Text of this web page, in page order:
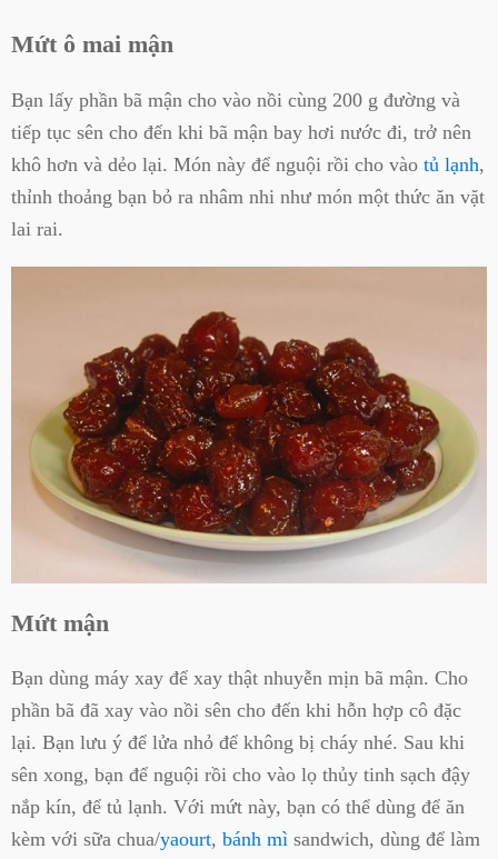
Mứt ô mai mận
Bạn lấy phần bã mận cho vào nồi cùng 200 g đường và
tiếp tục sên cho đến khi bã mận bay hơi nước đi, trở nên
khô hơn và dẻo lại. Món này để nguội rồi cho vào tủ lạnh,
thỉnh thoảng bạn bỏ ra nhâm nhi như món một thức ăn vặt
lai rai.
Mứt mận
Bạn dùng máy xay để xay thật nhuyễn mịn bã mận. Cho
phần bã đã xay vào nồi sên cho đến khi hỗn hợp cô đặc
lại. Bạn lưu ý để lửa nhỏ để không bị cháy nhé. Sau khi
sên xong, bạn để nguội rồi cho vào lọ thủy tinh sạch đậy
nắp kín, để tủ lạnh. Với mứt này, bạn có thể dùng để ăn
kèm với sữa chua/yaourt, bánh mì sandwich, dùng để làm